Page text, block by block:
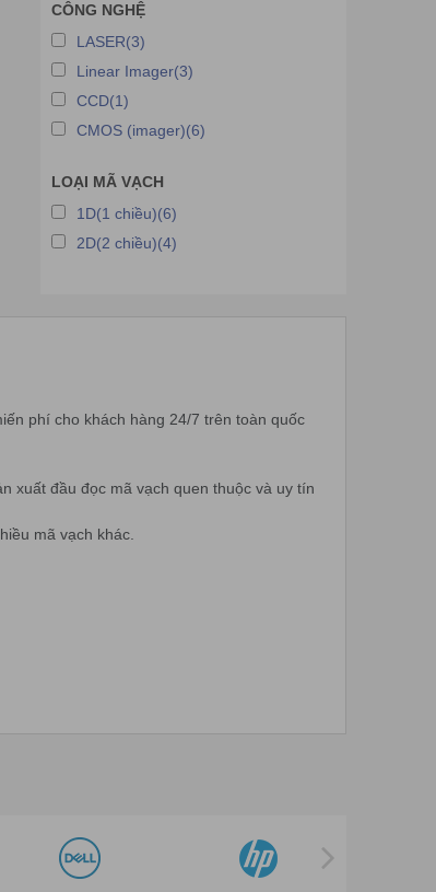
CÔNG NGHỆ
LASER(3)
Linear Imager(3)
CCD(1)
CMOS (imager)(6)
LOẠI MÃ VẠCH
1D(1 chiều)(6)
2D(2 chiều)(4)
phí cho khách hàng 24/7 trên toàn quốc
xuất đầu đọc mã vạch quen thuộc và uy tín
mã vạch khác.